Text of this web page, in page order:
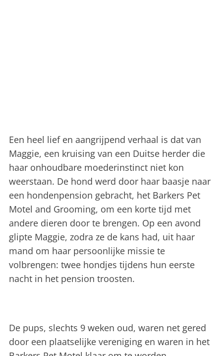
Een heel lief en aangrijpend verhaal is dat van
Maggie, een kruising van een Duitse herder die
haar onhoudbare moederinstinct niet kon
weerstaan. De hond werd door haar baasje naar
een hondenpension gebracht, het Barkers Pet
Motel and Grooming, om een korte tijd met
andere dieren door te brengen. Op een avond
glipte Maggie, zodra ze de kans had, uit haar
mand om haar persoonlijke missie te
volbrengen: twee hondjes tijdens hun eerste
nacht in het pension troosten.
De pups, slechts 9 weken oud, waren net gered
door een plaatselijke vereniging en waren in het